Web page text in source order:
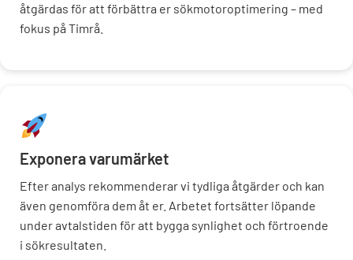
åtgärdas för att förbättra er sökmotoroptimering – med
fokus på Timrå.
Exponera varumärket
Efter analys rekommenderar vi tydliga åtgärder och kan
även genomföra dem åt er. Arbetet fortsätter löpande
under avtalstiden för att bygga synlighet och förtroende
i sökresultaten.